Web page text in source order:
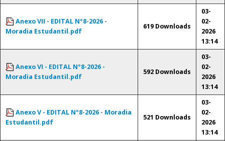
Anexo VII - EDITAL Nº8-2026 -
Moradia Estudantil.pdf
619 Downloads
03-
02-
2026
13:14
Anexo VI - EDITAL Nº8-2026 -
Moradia Estudantil.pdf
592 Downloads
03-
02-
2026
13:14
Anexo V - EDITAL Nº8-2026 - Moradia
Estudantil.pdf
521 Downloads
03-
02-
2026
13:14